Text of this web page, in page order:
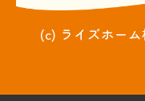
(c) ライズホー